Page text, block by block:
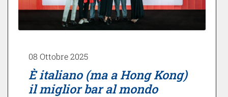
08 Ottobre 2025
È italiano (ma a Hong Kong)
il miglior bar al mondo